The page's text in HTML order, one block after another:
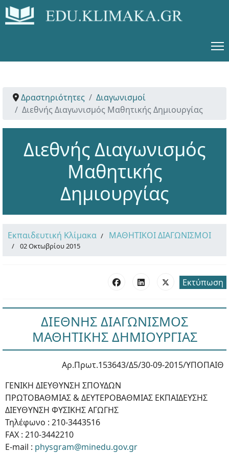
Δραστηριότητες
Διαγωνισμοί
Διεθνής Διαγωνισμός Μαθητικής Δημιουργίας
Διεθνής Διαγωνισμός
Μαθητικής
Δημιουργίας
Εκπαιδευτική Κλίμακα ΜΑΘΗΤΙΚΟΙ ΔΙΑΓΩΝΙΣΜΟΙ
02 Οκτωβρίου 2015
Εκτύπωση
ΔΙΕΘΝΗΣ ΔΙΑΓΩΝΙΣΜΟΣ
ΜΑΘΗΤΙΚΗΣ ΔΗΜΙΟΥΡΓΙΑΣ
Αρ.Πρωτ.153643/Δ5/30-09-2015/ΥΠΟΠΑΙΘ
ΓΕΝΙΚΗ ΔΙΕΥΘΥΝΣΗ ΣΠΟΥΔΩΝ
ΠΡΩΤΟΒΑΘΜΙΑΣ & ΔΕΥΤΕΡΟΒΑΘΜΙΑΣ ΕΚΠΑΙΔΕΥΣΗΣ
ΔΙΕΥΘΥΝΣΗ ΦΥΣΙΚΗΣ ΑΓΩΓΗΣ
Τηλέφωνο : 210-3443516
FAX : 210-3442210
E-mail : physgram@minedu.gov.gr